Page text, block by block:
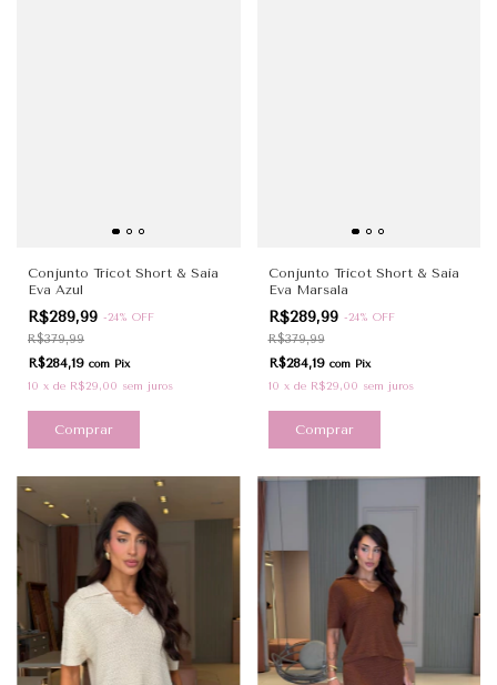
Conjunto Tricot Short & Saia
Eva Azul
R$289,99 -24% OFF
R$379,99
R$284,19 com Pix
10 x de R$29,00 sem juros
Comprar
Conjunto Tricot Short & Saia
Eva Marsala
R$289,99 -24% OFF
R$379,99
R$284,19 com Pix
10 x de R$29,00 sem juros
Comprar